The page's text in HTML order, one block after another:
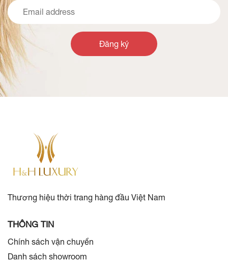
Đăng ký
Thương hiệu thời trang hàng đầu Việt Nam
THÔNG TIN
Chính sách vận chuyển
Danh sách showroom